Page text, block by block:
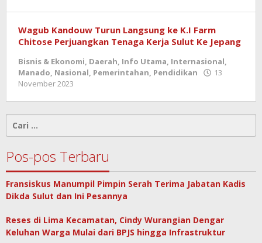
Wagub Kandouw Turun Langsung ke K.I Farm
Chitose Perjuangkan Tenaga Kerja Sulut Ke Jepang
Bisnis & Ekonomi, Daerah, Info Utama, Internasional,
Manado, Nasional, Pemerintahan, Pendidikan
13
November 2023
untuk:
Pos-pos Terbaru
Fransiskus Manumpil Pimpin Serah Terima Jabatan Kadis
Dikda Sulut dan Ini Pesannya
Reses di Lima Kecamatan, Cindy Wurangian Dengar
Keluhan Warga Mulai dari BPJS hingga Infrastruktur